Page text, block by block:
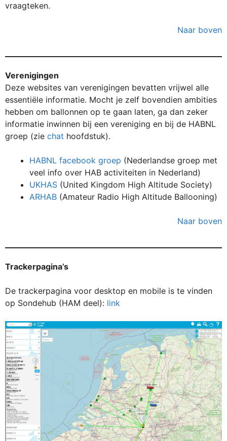
vraagteken.
Naar boven
Verenigingen
Deze websites van verenigingen bevatten vrijwel alle
essentiële informatie. Mocht je zelf bovendien ambities
hebben om ballonnen op te gaan laten, ga dan zeker
informatie inwinnen bij een vereniging en bij de HABNL
groep (zie chat hoofdstuk).
HABNL facebook groep (Nederlandse groep met
veel info over HAB activiteiten in Nederland)
UKHAS (United Kingdom High Altitude Society)
ARHAB (Amateur Radio High Altitude Ballooning)
Naar boven
Trackerpagina’s
De trackerpagina voor desktop en mobile is te vinden
op Sondehub (HAM deel): link